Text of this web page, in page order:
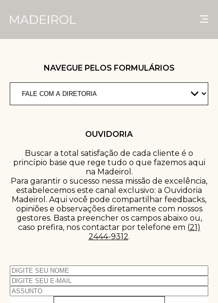
NOSSAS LOJAS
CONTATO
SIMULE SEU PROJETO
NAVEGUE PELOS FORMULÁRIOS
OUVIDORIA
Buscar a total satisfação de cada cliente é o
princípio base que rege tudo o que fazemos aqui
na Madeirol.
Para garantir o sucesso nessa missão de excelência,
estabelecemos este canal exclusivo: a Ouvidoria
Madeirol. Aqui você pode compartilhar feedbacks,
opiniões e observações diretamente com nossos
gestores. Basta preencher os campos abaixo ou,
caso prefira, nos contactar por telefone em (21)
2444-9312.